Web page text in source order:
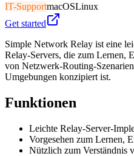
IT-SupportmacOSLinux
Get started
Simple Network Relay ist eine
Relay-Servers, die zum Lernen,
von Netzwerk-Routing-
Umgebungen konzipiert ist.
Funktionen
Leichte Relay-Server-
Vorgesehen zum Lernen,
Nützlich zum Verständnis